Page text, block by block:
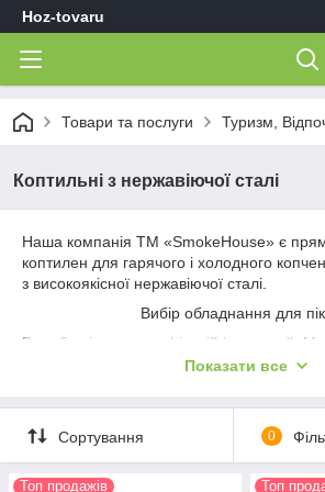
Hoz-tovaru
Товари та послуги Туризм,
Коптильні з нержавіючої сталі
Наша компанія ТМ «SmokeHouse» є
коптилен для гарячого і холодного
з високоякісної нержавіючої сталі.
Вибір обладнання для
Вироби різних модифікацій і моделей.
необхідну забарвлення, габарити і
значних (520х310х280 мм).
Комплектація термометром. Допомагає
температуру під час приготування страв.
Показати все
Сортування 0
Топ продажів Топ